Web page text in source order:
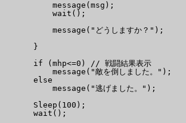
          message(msg);
          wait();
          message("どうしますか？");
      }
      if (mhp<=0) // 戦闘結果表示
          message("敵を倒しました。");
      else
          message("逃げました。");
      Sleep(100);
      wait();